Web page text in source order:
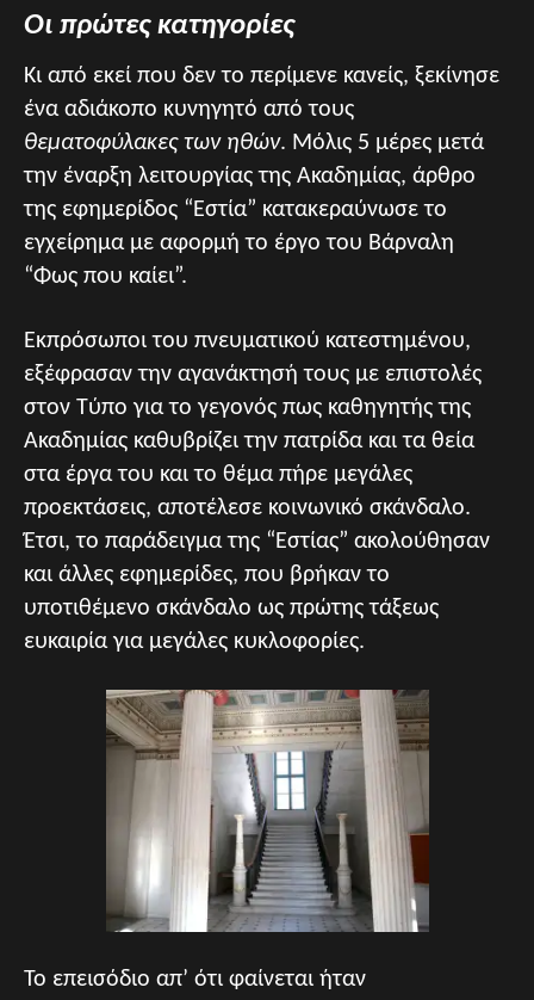
Οι πρώτες κατηγορίες
Κι από εκεί που δεν το περίμενε κανείς, ξεκίνησε
ένα αδιάκοπο κυνηγητό από τους
θεματοφύλακες των ηθών. Μόλις 5 μέρες μετά
την έναρξη λειτουργίας της Ακαδημίας, άρθρο
της εφημερίδος “Εστία” κατακεραύνωσε το
εγχείρημα με αφορμή το έργο του Βάρναλη
“Φως που καίει”.
Εκπρόσωποι του πνευματικού κατεστημένου,
εξέφρασαν την αγανάκτησή τους με επιστολές
στον Τύπο για το γεγονός πως καθηγητής της
Ακαδημίας καθυβρίζει την πατρίδα και τα θεία
στα έργα του και το θέμα πήρε μεγάλες
προεκτάσεις, αποτέλεσε κοινωνικό σκάνδαλο.
Έτσι, το παράδειγμα της “Εστίας” ακολούθησαν
και άλλες εφημερίδες, που βρήκαν το
υποτιθέμενο σκάνδαλο ως πρώτης τάξεως
ευκαιρία για μεγάλες κυκλοφορίες.
Το επεισόδιο απ’ ότι φαίνεται ήταν